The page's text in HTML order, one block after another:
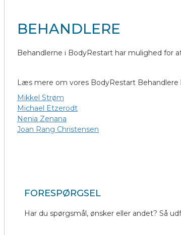
BEHANDLERE
Behandlerne i BodyRestart har mulighed
Læs mere om vores BodyRestart Behandlere
Mikkel Strøm
Michael Etzerodt
Nenia Zenana
Joan Rang Christensen
FORESPØRGSEL
Har du spørgsmål, ønsker eller andet? Så